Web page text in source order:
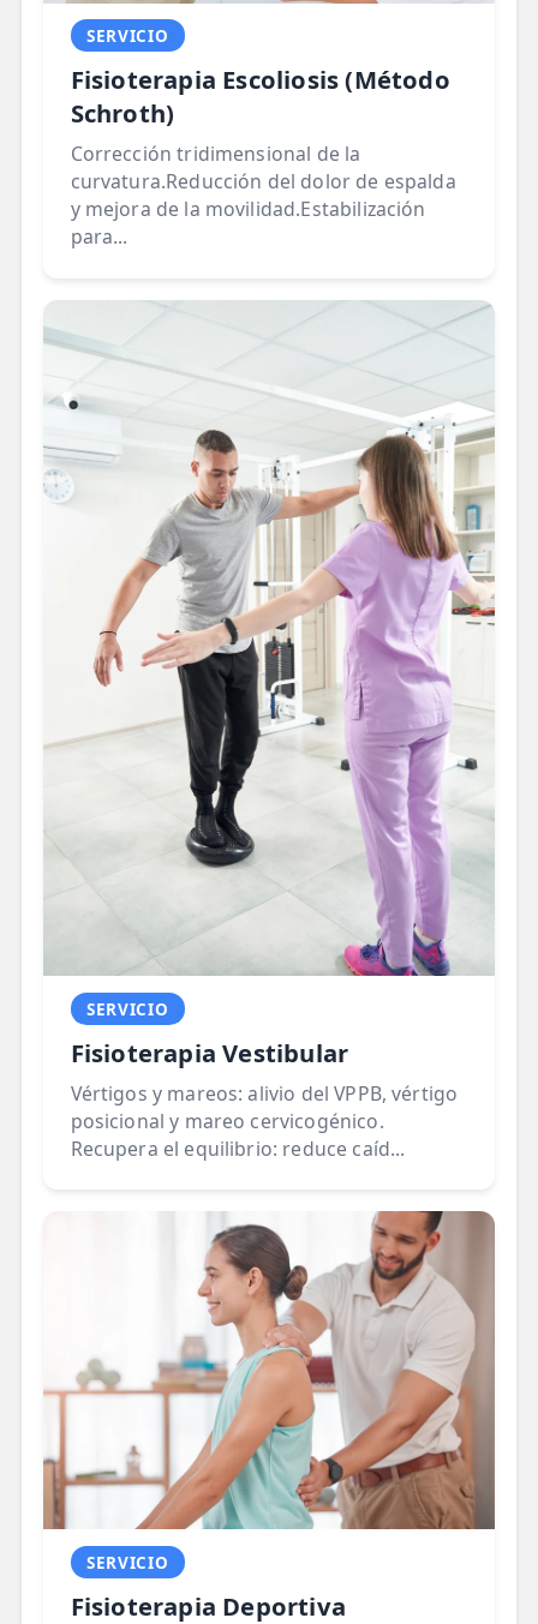
SERVICIO
Fisioterapia Escoliosis (Método
Schroth)
Corrección tridimensional de la
curvatura.Reducción del dolor de espalda
y mejora de la movilidad.Estabilización
para...
SERVICIO
Fisioterapia Vestibular
Vértigos y mareos: alivio del VPPB, vértigo
posicional y mareo cervicogénico.
Recupera el equilibrio: reduce caíd...
SERVICIO
Fisioterapia Deportiva